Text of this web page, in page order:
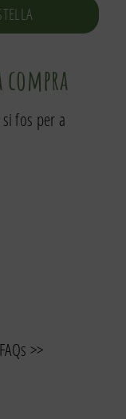
compra
fos per a
>>